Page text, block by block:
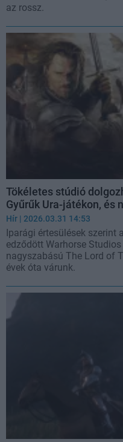
az rossz.
Tökéletes stúdió
Gyűrűk Ura-játékon, és
Hír | 2026.03.31 14:53
Iparági értesülések szerint
edződött Warhorse
nagyszabású The Lord of
évek óta várunk.